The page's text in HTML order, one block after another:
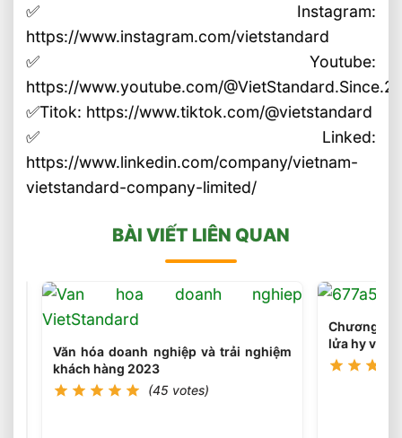
✅Instagram:
https://www.instagram.com/vietstandard
✅Youtube:
https://www.youtube.com/
✅Titok: https://www.tiktok.com/@vietstandard
✅Linked:
https://www.linkedin.com/company/vietnam-
vietstandard-company-limited/
BÀI VIẾT LIÊN QUAN
Tại
Sao
Chúng
(45
votes)
Văn hóa doanh nghiệp và trải nghiệm
khách hàng 2023
(45 votes)
Chương
lửa hy